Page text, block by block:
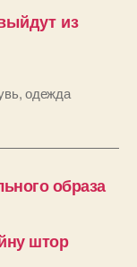
из
,одежда
образа
штор